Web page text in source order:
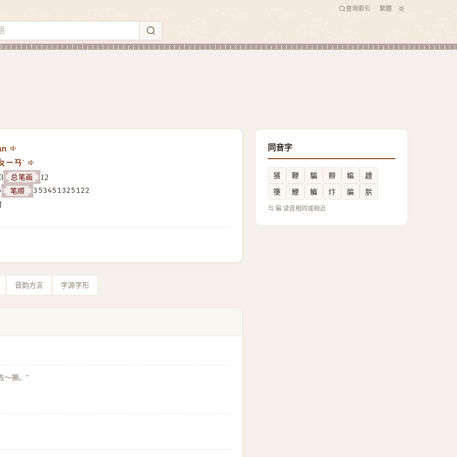
查询索引 繁體
ㄧㄢˋ
3
总笔画
12
笔顺
353451325122
音韵方言 字源字形
～獭。”
同音字
獱 鞭 騙 㸤 糄
䟍
箯
鯾 鳊 炞 牑 䏒
与 猵 读音相同或相近